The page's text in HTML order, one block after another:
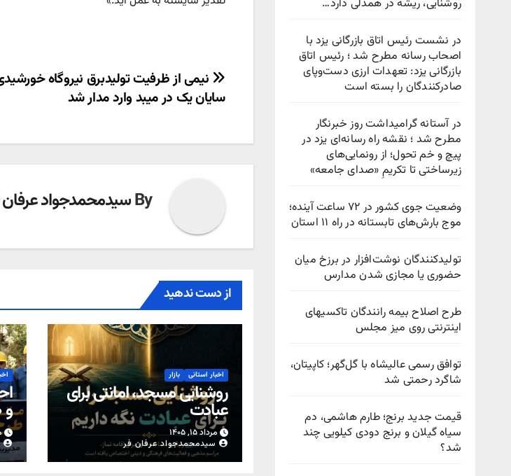
روشنایی، ریشه در همدلی دارد…
در نشست رئیس اتاق بازرگانی یزد با
اصحاب رسانه مطرح شد ؛ رئیس اتاق
بازرگانی یزد: تعهدات ارزی دست‌وپای
صادرکنندگان را بسته است
در آستانه گرامیداشت روز خبرنگار
مطرح شد ؛ نقشه راه رسانه‌ای یزد در
پیچ‌ و خم تحول؛ از رونمایی‌های
زیرساختی تا تکریمِ «صدای جامعه»
وضعیت جوی کشور در ۷۲ ساعت آینده؛
موج بارش‌های تابستانه در راه ۱۱ استان
تولیدکنندگان نوشت‌افزار در برزخ میان
حضوری یا مجازی شدن مدارس
طرح اصلاح بیمه رانندگان تاکسیهای
اینترنتی روی میز مجلس
توافق رسمی عالیشاه با گل‌گهر؛ کاپیتان،
شاگرد رحمتی شد
قیمت جدید برنج؛ طارم هاشمی، دم
سیاه گیلان و برنج دودی کیلویی چند
شد؟
راهبری
نوشته
سایان یک در میبد وارد مدار شد
Byسیدمحمدجواد عرفان
از دست ندهید
اخبار استانی بازار
روشنایی مسجد، امانتی برای
عبادت
مرداد ۱۵, ۱۴۰۵
سیدمحمدجواد عرفان فر